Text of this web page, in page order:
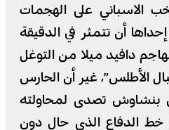
الاسباني على الهجمات
أن تتمثر في الدقيقة
دافيد ميلا من التوغل
الأطلس”، غير أن الحارس
بنشاوش تصدى لمحاولته
خط الدفاع الذي حال دون